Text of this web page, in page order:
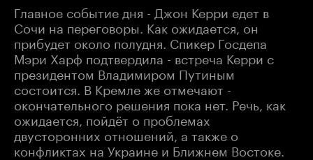
Главное событие дня - Джон Керри едет в
Сочи на переговоры. Как ожидается, он
прибудет около полудня. Спикер Госдепа
Мэри Харф подтвердила - встреча Керри с
президентом Владимиром Путиным
состоится. В Кремле же отмечают -
окончательного решения пока нет. Речь, как
ожидается, пойдёт о проблемах
двусторонних отношений, а также о
конфликтах на Украине и Ближнем Востоке.